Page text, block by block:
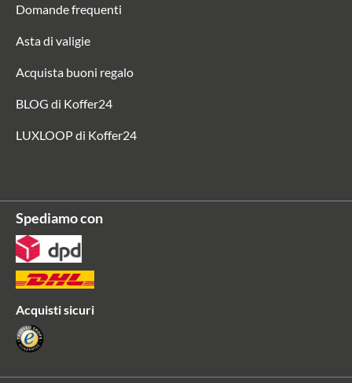
Domande frequenti
Asta di valigie
Acquista buoni regalo
BLOG di Koffer24
LUXLOOP di Koffer24
Spediamo con
Acquisti sicuri